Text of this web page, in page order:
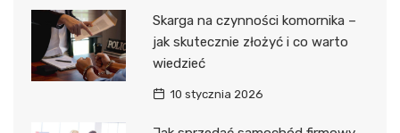
Skarga na czynności komornika –
jak skutecznie złożyć i co warto
wiedzieć
10 stycznia 2026